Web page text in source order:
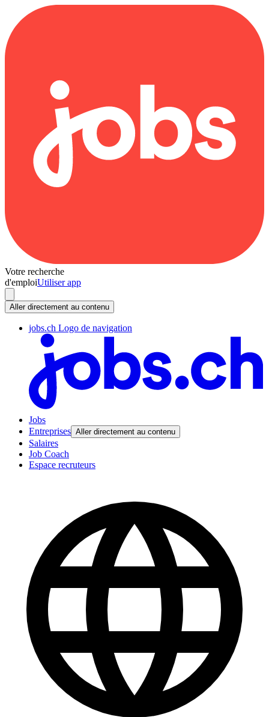
Votre recherche
d'emploiUtiliser app
Aller directement au contenu
jobs.ch Logo de navigation
Jobs
Entreprises Aller directement au contenu
Salaires
Job Coach
Espace recruteurs